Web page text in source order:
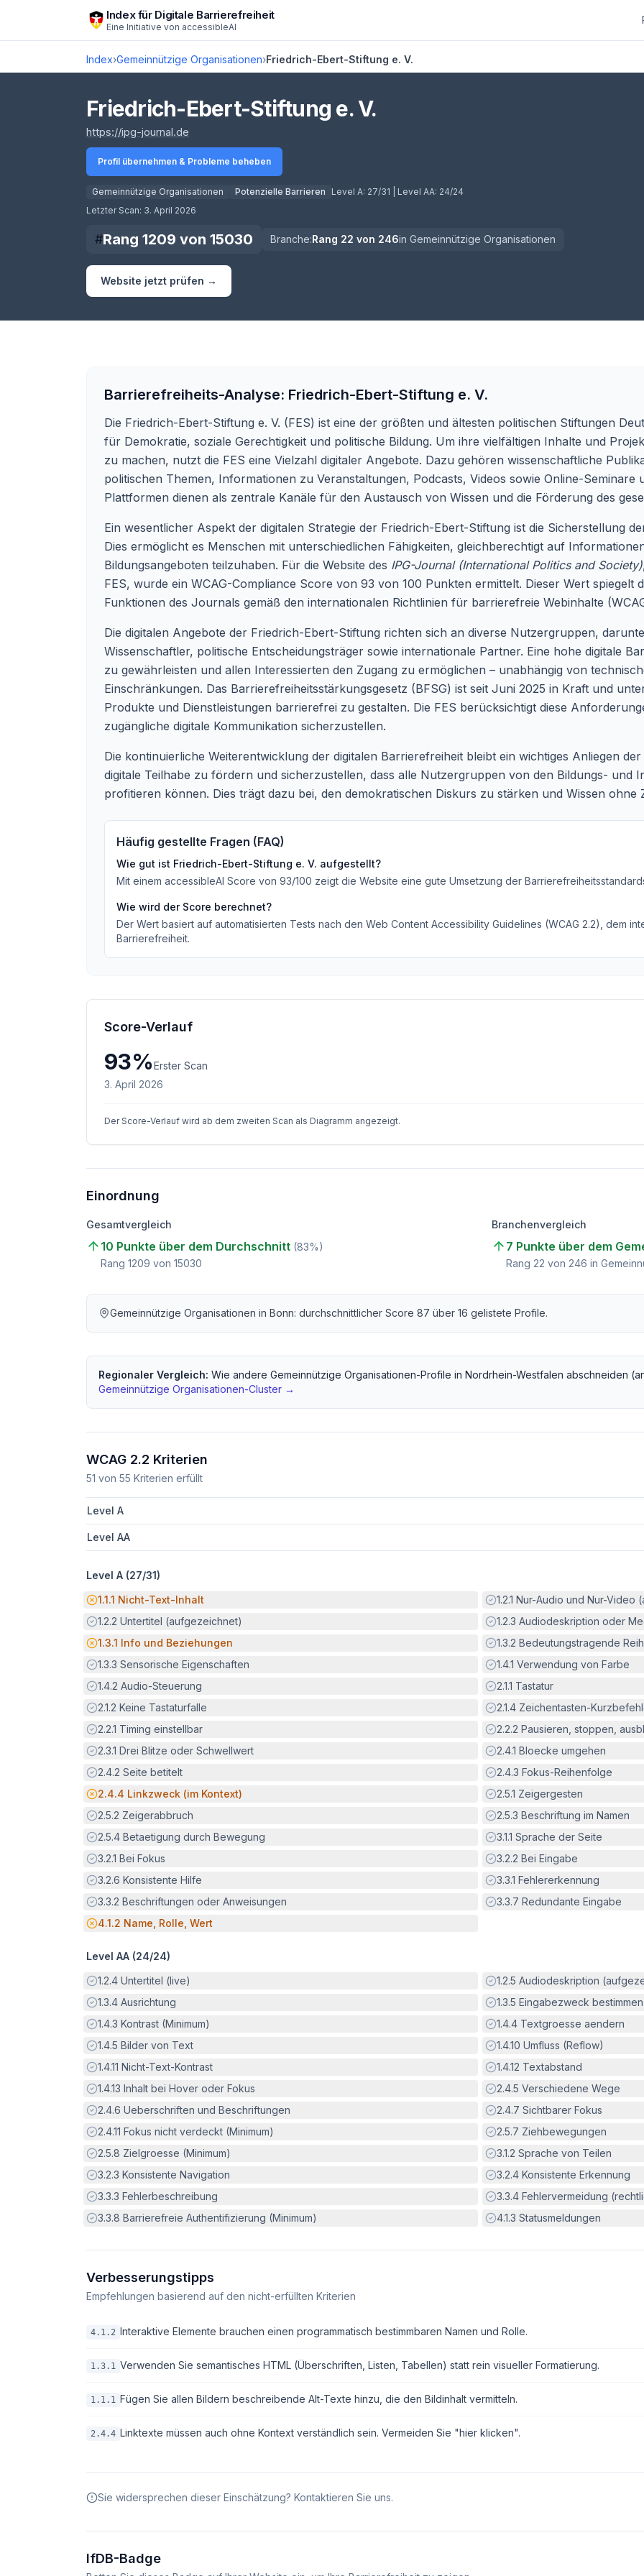
Zum Hauptinhalt springenIndex für Digitale Barrierefreiheit
Eine Initiative von accessibleAI
Index›Gemeinnützige Organisationen›Friedrich-Ebert-Stiftung e. V.
Score lädt
Friedrich-Ebert-Stiftung e. V.
https://ipg-journal.de
Profil übernehmen & Probleme beheben
Gemeinnützige Organisationen Potenzielle Barrieren Level A: 27/31 | Level AA: 24/24
Letzter Scan: 3. April 2026
#Rang 1209 von 15030 Branche:Rang 22 von 246in Gemeinnützige Organisationen
Website jetzt prüfen →
Barrierefreiheits-Analyse: Friedrich-Ebert-Stiftung e. V.
Die Friedrich-Ebert-Stiftung e. V. (FES) ist eine der größten und ältesten politischen Stiftungen
für Demokratie, soziale Gerechtigkeit und politische Bildung. Um ihre vielfältigen Inhalte und
zu machen, nutzt die FES eine Vielzahl digitaler Angebote. Dazu gehören wissenschaftliche
politischen Themen, Informationen zu Veranstaltungen, Podcasts, Videos sowie Online-Seminare
Plattformen dienen als zentrale Kanäle für den Austausch von Wissen und die Förderung des
Ein wesentlicher Aspekt der digitalen Strategie der Friedrich-Ebert-Stiftung ist die Sicherstellung
Dies ermöglicht es Menschen mit unterschiedlichen Fähigkeiten, gleichberechtigt auf
Bildungsangeboten teilzuhaben. Für die Website des IPG-Journal (International Politics and Society)
FES, wurde ein WCAG-Compliance Score von 93 von 100 Punkten ermittelt. Dieser Wert spiegelt
Funktionen des Journals gemäß den internationalen Richtlinien für barrierefreie Webinhalte
Die digitalen Angebote der Friedrich-Ebert-Stiftung richten sich an diverse Nutzergruppen,
Wissenschaftler, politische Entscheidungsträger sowie internationale Partner. Eine hohe digitale
zu gewährleisten und allen Interessierten den Zugang zu ermöglichen – unabhängig von
Einschränkungen. Das Barrierefreiheitsstärkungsgesetz (BFSG) ist seit Juni 2025 in Kraft und
Produkte und Dienstleistungen barrierefrei zu gestalten. Die FES berücksichtigt diese
zugängliche digitale Kommunikation sicherzustellen.
Die kontinuierliche Weiterentwicklung der digitalen Barrierefreiheit bleibt ein wichtiges Anliegen
digitale Teilhabe zu fördern und sicherzustellen, dass alle Nutzergruppen von den Bildungs- und
profitieren können. Dies trägt dazu bei, den demokratischen Diskurs zu stärken und Wissen
Häufig gestellte Fragen (FAQ)
Wie gut ist Friedrich-Ebert-Stiftung e. V. aufgestellt?
Mit einem accessibleAI Score von 93/100 zeigt die Website eine gute Umsetzung der
Wie wird der Score berechnet?
Der Wert basiert auf automatisierten Tests nach den Web Content Accessibility Guidelines (WCAG 2.2), dem
Barrierefreiheit.
Score-Verlauf
93%Erster Scan
3. April 2026
Der Score-Verlauf wird ab dem zweiten Scan als Diagramm angezeigt.
Einordnung
Gesamtvergleich
10 Punkte über dem Durchschnitt (83%)
Rang 1209 von 15030
Branchenvergleich
7 Punkte über dem
Rang 22 von 246 in
Gemeinnützige Organisationen in Bonn: durchschnittlicher Score 87 über 16 gelistete Profile.
Regionaler Vergleich: Wie andere Gemeinnützige Organisationen-Profile in Nordrhein-Westfalen abschneiden
Gemeinnützige Organisationen-Cluster →
WCAG 2.2 Kriterien
51 von 55 Kriterien erfüllt
Level A
Level AA
Level A (27/31)
Potenzielle Barriere:
1.1.1 Nicht-Text-Inhalt Erfüllt:
1.2.1 Nur-Audio und Nur-Video
Erfüllt:
1.2.2 Untertitel (aufgezeichnet) Erfüllt:
1.2.3 Audiodeskription oder
Potenzielle Barriere:
1.3.1 Info und Beziehungen Erfüllt:
1.3.2 Bedeutungstragende
Erfüllt:
1.3.3 Sensorische Eigenschaften Erfüllt:
1.4.1 Verwendung von Farbe
Erfüllt:
1.4.2 Audio-Steuerung Erfüllt:
2.1.1 Tastatur
Erfüllt:
2.1.2 Keine Tastaturfalle Erfüllt:
2.1.4 Zeichentasten-
Erfüllt:
2.2.1 Timing einstellbar Erfüllt:
2.2.2 Pausieren, stoppen,
Erfüllt:
2.3.1 Drei Blitze oder Schwellwert Erfüllt:
2.4.1 Bloecke umgehen
Erfüllt:
2.4.2 Seite betitelt Erfüllt:
2.4.3 Fokus-Reihenfolge
Potenzielle Barriere:
2.4.4 Linkzweck (im Kontext) Erfüllt:
2.5.1 Zeigergesten
Erfüllt:
2.5.2 Zeigerabbruch Erfüllt:
2.5.3 Beschriftung im Namen
Erfüllt:
2.5.4 Betaetigung durch Bewegung Erfüllt:
3.1.1 Sprache der Seite
Erfüllt:
3.2.1 Bei Fokus Erfüllt:
3.2.2 Bei Eingabe
Erfüllt:
3.2.6 Konsistente Hilfe Erfüllt:
3.3.1 Fehlererkennung
Erfüllt:
3.3.2 Beschriftungen oder Anweisungen Erfüllt:
3.3.7 Redundante Eingabe
Potenzielle Barriere:
4.1.2 Name, Rolle, Wert
Level AA (24/24)
Erfüllt:
1.2.4 Untertitel (live) Erfüllt:
1.2.5 Audiodeskription
Erfüllt:
1.3.4 Ausrichtung Erfüllt:
1.3.5 Eingabezweck bestimmen
Erfüllt:
1.4.3 Kontrast (Minimum) Erfüllt:
1.4.4 Textgroesse aendern
Erfüllt:
1.4.5 Bilder von Text Erfüllt:
1.4.10 Umfluss (Reflow)
Erfüllt:
1.4.11 Nicht-Text-Kontrast Erfüllt:
1.4.12 Textabstand
Erfüllt:
1.4.13 Inhalt bei Hover oder Fokus Erfüllt:
2.4.5 Verschiedene Wege
Erfüllt:
2.4.6 Ueberschriften und Beschriftungen Erfüllt:
2.4.7 Sichtbarer Fokus
Erfüllt:
2.4.11 Fokus nicht verdeckt (Minimum) Erfüllt:
2.5.7 Ziehbewegungen
Erfüllt:
2.5.8 Zielgroesse (Minimum) Erfüllt:
3.1.2 Sprache von Teilen
Erfüllt:
3.2.3 Konsistente Navigation Erfüllt:
3.2.4 Konsistente Erkennung
Erfüllt:
3.3.3 Fehlerbeschreibung Erfüllt:
3.3.4 Fehlervermeidung
Erfüllt:
3.3.8 Barrierefreie Authentifizierung (Minimum) Erfüllt:
4.1.3 Statusmeldungen
Verbesserungstipps
Empfehlungen basierend auf den nicht-erfüllten Kriterien
4.1.2 Interaktive Elemente brauchen einen programmatisch bestimmbaren Namen und Rolle.
1.3.1 Verwenden Sie semantisches HTML (Überschriften, Listen, Tabellen) statt rein visueller Formatierung.
1.1.1 Fügen Sie allen Bildern beschreibende Alt-Texte hinzu, die den Bildinhalt vermitteln.
2.4.4 Linktexte müssen auch ohne Kontext verständlich sein. Vermeiden Sie "hier klicken".
Sie widersprechen dieser Einschätzung? Kontaktieren Sie uns.
IfDB-Badge